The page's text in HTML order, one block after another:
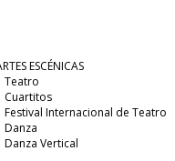
ESCÉNICAS
Teatro
Cuartitos
Festival Internacional de Teatro
Danza
Danza Vertical